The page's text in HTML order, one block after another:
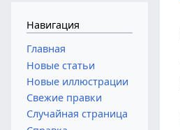
Навигация
Главная
Новые статьи
Новые иллюстрации
Свежие правки
Случайная страница